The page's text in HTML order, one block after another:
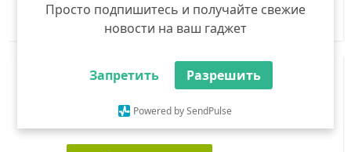
Просто подпишитесь и получайте свежие
новости на ваш гаджет
Запретить Разрешить
Powered by SendPulse
Я рекомендую
Отдых на все сто, турагенство
Лисичанск, улица Владимира Сосюры, 356